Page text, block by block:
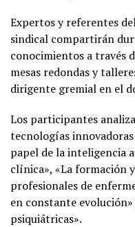
Expertos y referentes
sindical compartirán
conocimientos a través
mesas redondas y
dirigente gremial en el
Los participantes
tecnologías
papel de la inteligencia
clínica», «La formación
profesionales de
en constante
psiquiátricas».